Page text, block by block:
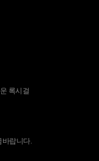
록시걸
바랍니다.